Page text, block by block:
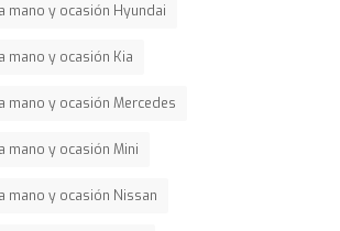
mano y ocasión Hyundai
mano y ocasión Kia
mano y ocasión Mercedes
mano y ocasión Mini
mano y ocasión Nissan